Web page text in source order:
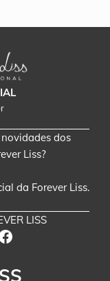
LISS
dos
Liss?
da Forever Liss.